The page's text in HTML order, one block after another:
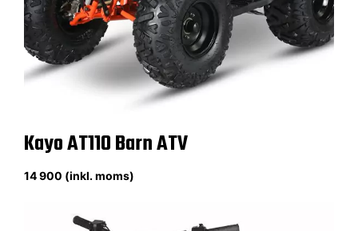
Kayo AT110 Barn ATV
14 900 (inkl. moms)